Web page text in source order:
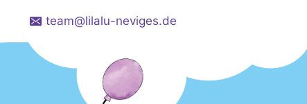
springen
team@lilalu-neviges.de